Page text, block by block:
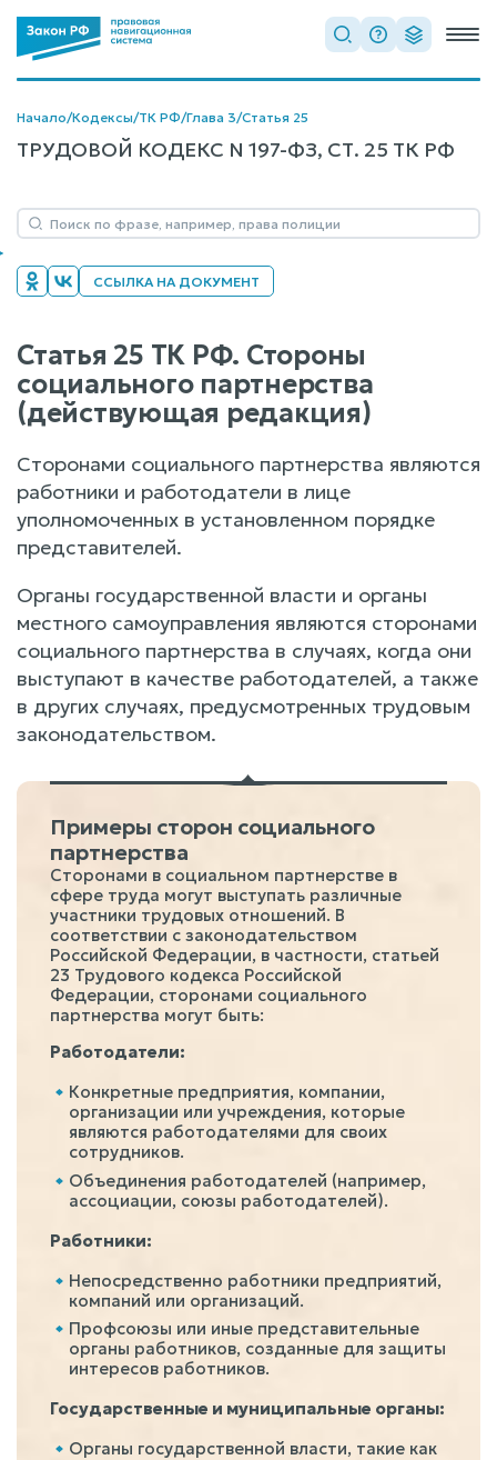
Начало/Кодексы/ТК РФ/Глава 3/Статья 25
ТРУДОВОЙ КОДЕКС N 197-ФЗ, СТ. 25 ТК РФ
ССЫЛКА НА ДОКУМЕНТ
Статья 25 ТК РФ. Стороны
социального партнерства
(действующая редакция)
Сторонами социального партнерства являются
работники и работодатели в лице
уполномоченных в установленном порядке
представителей.
Органы государственной власти и органы
местного самоуправления являются сторонами
социального партнерства в случаях, когда они
выступают в качестве работодателей, а также
в других случаях, предусмотренных трудовым
законодательством.
Примеры сторон социального
партнерства
Сторонами в социальном партнерстве в
сфере труда могут выступать различные
участники трудовых отношений. В
соответствии с законодательством
Российской Федерации, в частности, статьей
23 Трудового кодекса Российской
Федерации, сторонами социального
партнерства могут быть:
Работодатели:
Конкретные предприятия, компании,
организации или учреждения, которые
являются работодателями для своих
сотрудников.
Объединения работодателей (например,
ассоциации, союзы работодателей).
Работники:
Непосредственно работники предприятий,
компаний или организаций.
Профсоюзы или иные представительные
органы работников, созданные для защиты
интересов работников.
Государственные и муниципальные органы:
Органы государственной власти, такие как